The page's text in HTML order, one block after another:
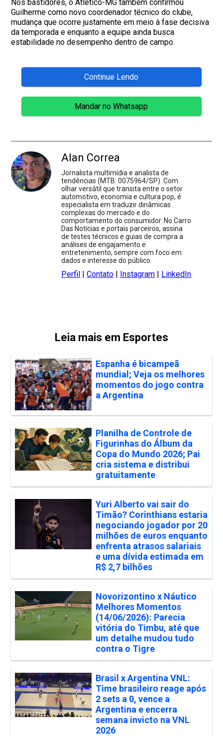
Nos bastidores, o Atlético-MG também confirmou
Guilherme como novo coordenador técnico do clube,
mudança que ocorre justamente em meio à fase decisiva
da temporada e enquanto a equipe ainda busca
estabilidade no desempenho dentro de campo.
Continue Lendo
Mandar no Whatsapp
Alan Correa
Jornalista multimídia e analista de
tendências (MTB: 0075964/SP). Com
olhar versátil que transita entre o setor
automotivo, economia e cultura pop, é
especialista em traduzir dinâmicas
complexas do mercado e do
comportamento do consumidor. No Carro
Das Notícias e portais parceiros, assina
de testes técnicos e guias de compra a
análises de engajamento e
entretenimento, sempre com foco em
dados e interesse do público.
Perfil |Contato | Instagram | LinkedIn
Leia mais em Esportes
Espanha é bicampeã
mundial; Veja os melhores
momentos do jogo contra
a Argentina
Planilha de Controle de
Figurinhas do Álbum da
Copa do Mundo 2026; Pai
cria sistema e distribui
gratuitamente
Yuri Alberto vai sair do
Timão? Corinthians estaria
negociando jogador por 20
milhões de euros enquanto
enfrenta atrasos salariais
e uma dívida estimada em
R$ 2,7 bilhões
Novorizontino x Náutico
Melhores Momentos
(14/06/2026): Parecia
vitória do Timbu, até que
um detalhe mudou tudo
contra o Tigre
Brasil x Argentina VNL:
Time brasileiro reage após
2 sets a 0, vence a
Argentina e encerra
semana invicto na VNL
2026